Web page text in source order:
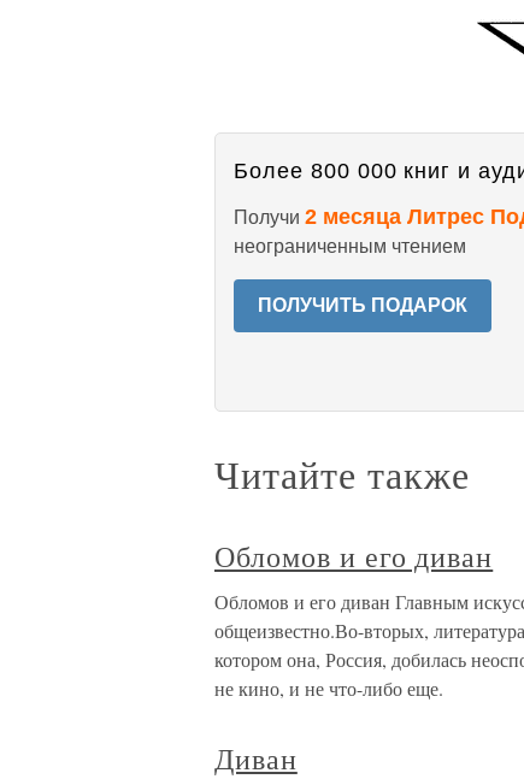
Более 800 000 книг и
Получи 2 месяца Литрес
неограниченным чтением
ПОЛУЧИТЬ ПОДАРОК
Читайте также
Обломов и его диван
Обломов и его диван Главным
общеизвестно.Во-вторых,
котором она, Россия, добилась
не кино, и не что-либо еще.
Диван